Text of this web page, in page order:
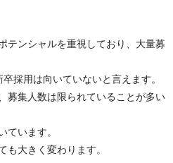
テンシャルを重視しており、大量募
採用は向いていないと言えます。
募集人数は限られていることが多い
ています。
大きく変わります。